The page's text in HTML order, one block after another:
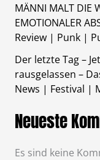
MÄNNI MALT DIE
EMOTIONALER
Review | Punk |
Der letzte Tag –
rausgelassen –
News | Festival |
Neueste
Es sind keine